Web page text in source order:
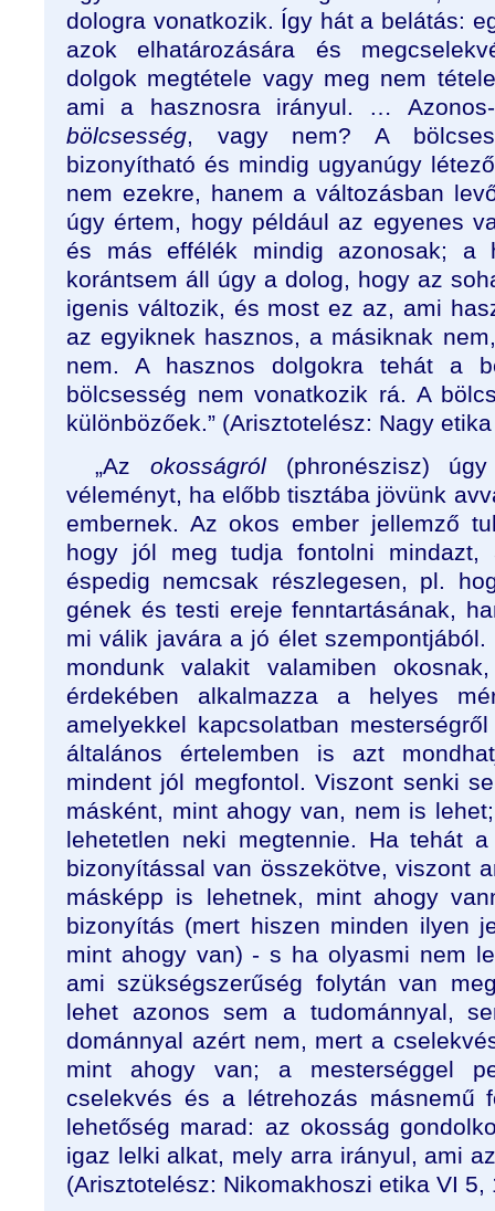
dologra vonatkozik. Így hát a belátás:
azok elhatározására és
dolgok megtétele vagy meg nem
ami a hasznosra irányul. …
bölcsesség, vagy nem? A
bizonyítható és mindig ugyanúgy
nem ezekre, ha­nem a változásban
úgy ér­tem, hogy például az egyenes
és más effélék mindig azonosak; a
korántsem áll úgy a dolog, hogy az
igenis változik, és most ez az, ami
az egyiknek hasznos, a másiknak
nem. A hasznos dolgokra tehát a
bölcsesség nem vonatkozik rá. A
különbözőek.” (Arisztotelész: Nagy
„Az okosságról (phronészisz)
véleményt, ha előbb tisztába jövünk
ember­nek. Az okos ember jellemző
hogy jól meg tudja fontolni
éspedig nemcsak részlegesen, pl.
gének és testi ereje fenntartásának,
mi válik javára a jó élet
mondunk valakit valamiben
érdekében alkalmazza a helyes
amelyekkel kapcsolatban
általános értelemben is azt
mindent jól megfontol. Viszont senki
másként, mint ahogy van, nem is
lehetetlen neki megtennie. Ha tehát
bizonyítással van össze­kötve, viszont
másképp is lehet­nek, mint ahogy
bizonyítás (mert hiszen minden ilyen
mint ahogy van) - s ha olyasmi nem
ami szükségszerűség folytán van
lehet azonos sem a tudománnyal,
dománnyal azért nem, mert a
mint ahogy van; a mesterséggel
cselekvés és a létrehozás másnemű
lehetőség marad: az okosság
igaz lelki alkat, mely arra irányul, ami
(Arisztotelész: Nikomakhoszi etika VI 5,